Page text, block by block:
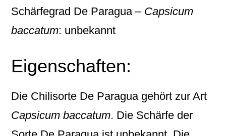
Schärfegrad De Paragua – Capsicum
baccatum: unbekannt
Eigenschaften:
Die Chilisorte De Paraguagehört zur Art
Capsicum baccatum. Die Schärfe der